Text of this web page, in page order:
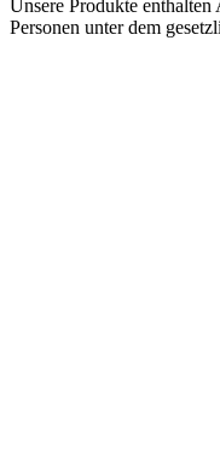
Unsere Produkte
Personen unter dem